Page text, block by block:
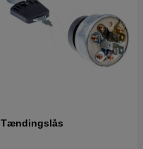
Tændingslås